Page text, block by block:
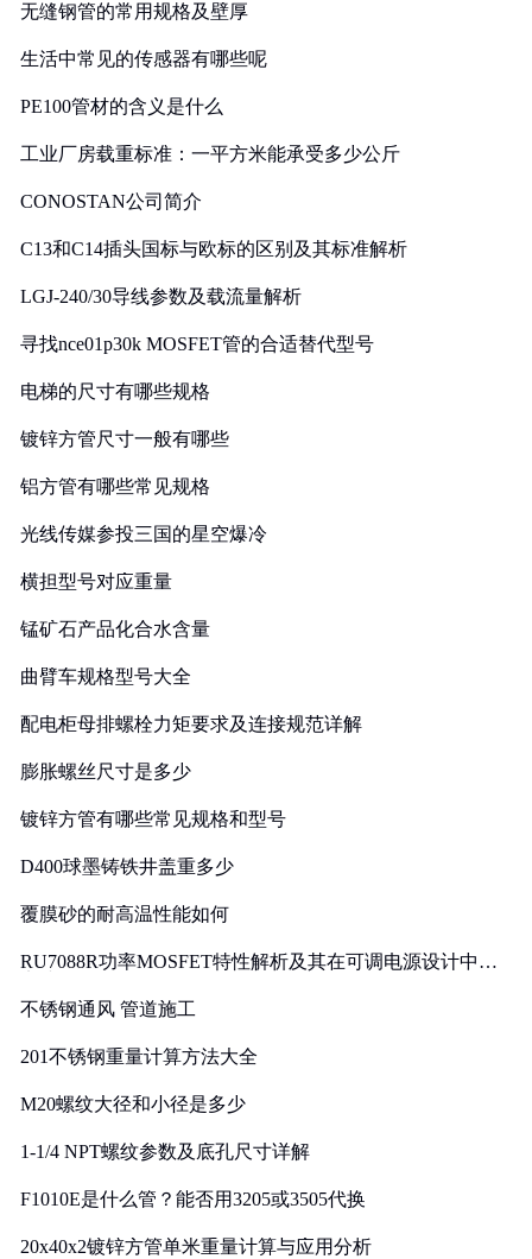
无缝钢管的常用规格及壁厚
生活中常见的传感器有哪些呢
PE100管材的含义是什么
工业厂房载重标准：一平方米能承受多少公斤
CONOSTAN公司简介
C13和C14插头国标与欧标的区别及其标准解析
LGJ-240/30导线参数及载流量解析
寻找nce01p30k MOSFET管的合适替代型号
电梯的尺寸有哪些规格
镀锌方管尺寸一般有哪些
铝方管有哪些常见规格
光线传媒参投三国的星空爆冷
横担型号对应重量
锰矿石产品化合水含量
曲臂车规格型号大全
配电柜母排螺栓力矩要求及连接规范详解
膨胀螺丝尺寸是多少
镀锌方管有哪些常见规格和型号
D400球墨铸铁井盖重多少
覆膜砂的耐高温性能如何
RU7088R功率MOSFET特性解析及其在可调电源设计中的
不锈钢通风 管道施工
201不锈钢重量计算方法大全
M20螺纹大径和小径是多少
1-1/4 NPT螺纹参数及底孔尺寸详解
F1010E是什么管？能否用3205或3505代换
20x40x2镀锌方管单米重量计算与应用分析